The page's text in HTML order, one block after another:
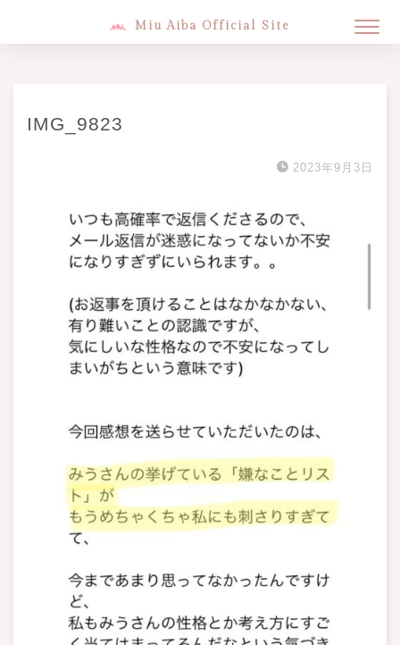
Miu Aiba Official Site
IMG_9823
2023年9月3日